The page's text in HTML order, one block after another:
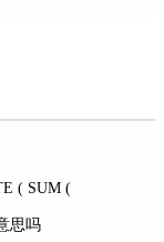
( SUM (
思吗